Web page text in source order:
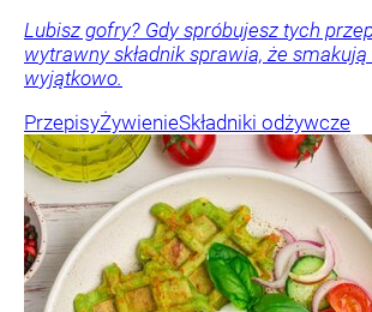
Lubisz gofry? Gdy spróbujesz tych
wytrawny składnik sprawia, że
wyjątkowo.
PrzepisyŻywienieSkładniki odżywcze